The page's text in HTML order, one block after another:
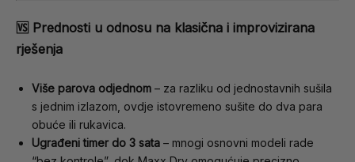
🆚 Prednosti u odnosu na klasična i improvizirana
rješenja
Više parova odjednom – za razliku od jednostavnih sušila
s jednim izlazom, ovdje istovremeno sušite do dva para
obuće ili rukavica.
Ugrađeni timer do 3 sata – mnogi osnovni modeli rade